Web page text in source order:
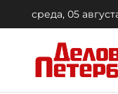
среда, 05